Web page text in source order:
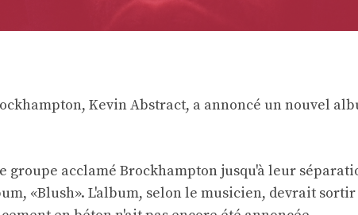
Kevin Abstract, a annoncé un nouvel
groupe acclamé Brockhampton jusqu'à leur
«Blush». L'album, selon le musicien, devrait